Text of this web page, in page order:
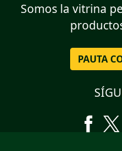
Somos la vitrina
PAUTA